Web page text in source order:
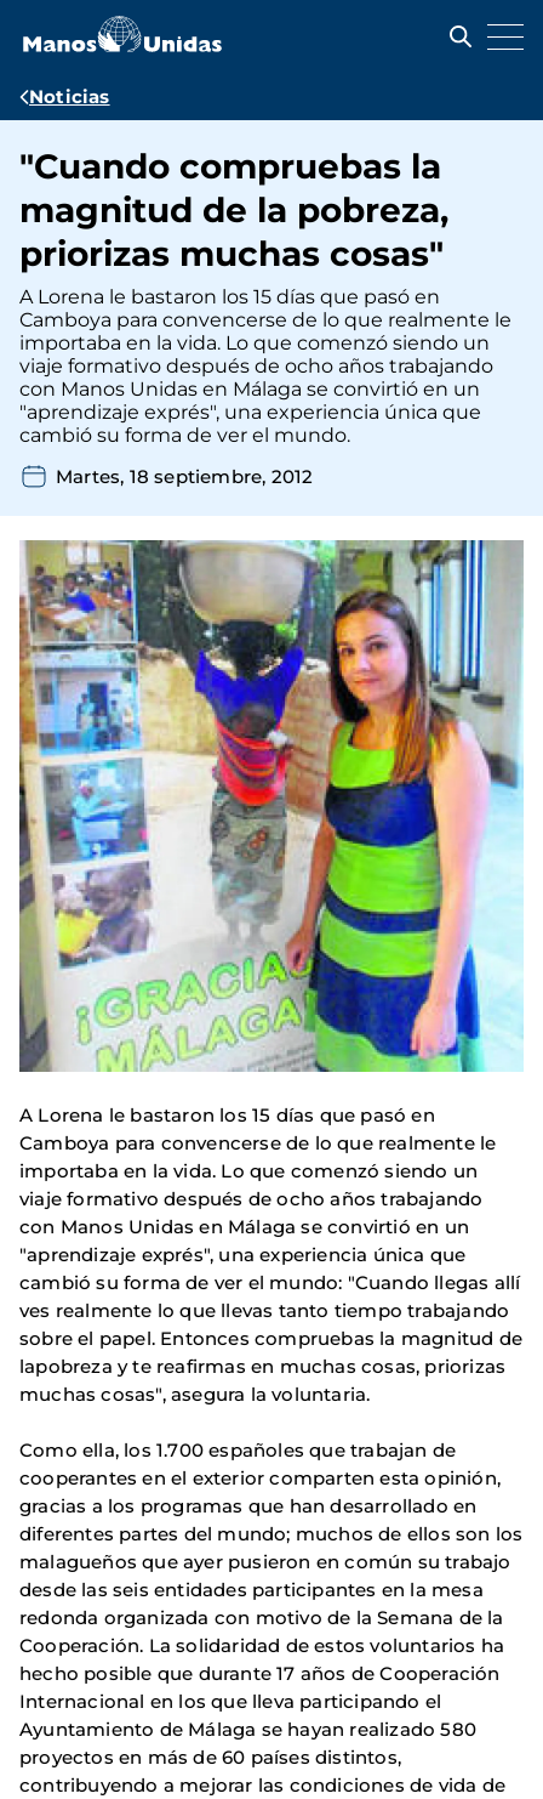
contenido
Ruta
navegación
Noticias
"Cuando compruebas la
magnitud de la pobreza,
priorizas muchas cosas"
A Lorena le bastaron los 15 días que pasó en
Camboya para convencerse de lo que realmente le
importaba en la vida. Lo que comenzó siendo un
viaje formativo después de ocho años trabajando
con Manos Unidas en Málaga se convirtió en un
"aprendizaje exprés", una experiencia única que
cambió su forma de ver el mundo.
Martes, 18 septiembre, 2012
A Lorena le bastaron los 15 días que pasó en
Camboya para convencerse de lo que realmente le
importaba en la vida. Lo que comenzó siendo un
viaje formativo después de ocho años trabajando
con Manos Unidas en Málaga se convirtió en un
"aprendizaje exprés", una experiencia única que
cambió su forma de ver el mundo: "Cuando llegas allí
ves realmente lo que llevas tanto tiempo trabajando
sobre el papel. Entonces compruebas la magnitud de
lapobreza y te reafirmas en muchas cosas, priorizas
muchas cosas", asegura la voluntaria.
Como ella, los 1.700 españoles que trabajan de
cooperantes en el exterior comparten esta opinión,
gracias a los programas que han desarrollado en
diferentes partes del mundo; muchos de ellos son los
malagueños que ayer pusieron en común su trabajo
desde las seis entidades participantes en la mesa
redonda organizada con motivo de la Semana de la
Cooperación. La solidaridad de estos voluntarios ha
hecho posible que durante 17 años de Cooperación
Internacional en los que lleva participando el
Ayuntamiento de Málaga se hayan realizado 580
proyectos en más de 60 países distintos,
contribuyendo a mejorar las condiciones de vida de